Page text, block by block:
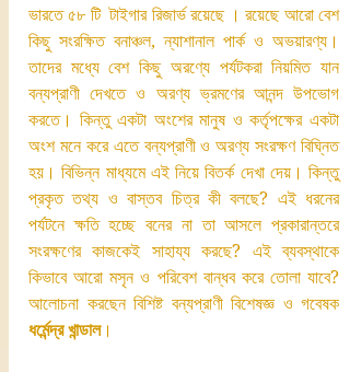
ভারতে ৫৮ টি  টাইগার রিজার্ভ রয়েছে । রয়েছে আরো বেশ
কিছু সংরক্ষিত বনাঞ্চল, ন্যাশানাল পার্ক ও অভয়ারণ্য।
তাদের মধ্যে বেশ কিছু অরণ্যে পর্যটকরা নিয়মিত যান
বন্যপ্রাণী দেখতে ও অরণ্য ভ্রমণের আনন্দ উপভোগ
করতে। কিন্তু একটা অংশের মানুষ ও কর্তৃপক্ষের একটা
অংশ মনে করে এতে বন্যপ্রাণী ও অরণ্য সংরক্ষণ বিঘ্নিত
হয়। বিভিন্ন মাধ্যমে এই নিয়ে বিতর্ক দেখা দেয়। কিন্তু
প্রকৃত তথ্য ও বাস্তব চিত্র কী বলছে? এই ধরনের
পর্যটনে ক্ষতি হচ্ছে বনের না তা আসলে প্রকারান্তরে
সংরক্ষণের কাজকেই সাহায্য করছে? এই ব্যবস্থাকে
কিভাবে আরো মসৃন ও পরিবেশ বান্ধব করে তোলা যাবে?
ধর্মেন্দ্র খান্ডাল।